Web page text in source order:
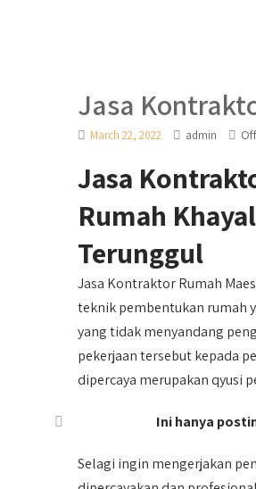
Jasa
March 22, 2022 admin Off
Jasa
Rumah
Terunggul
Jasa Kontraktor Rumah
teknik pembentukan rumah
yang tidak menyandang
pekerjaan tersebut kepada
dipercaya merupakan qyusi
Ini hanya
Selagi ingin mengerjakan